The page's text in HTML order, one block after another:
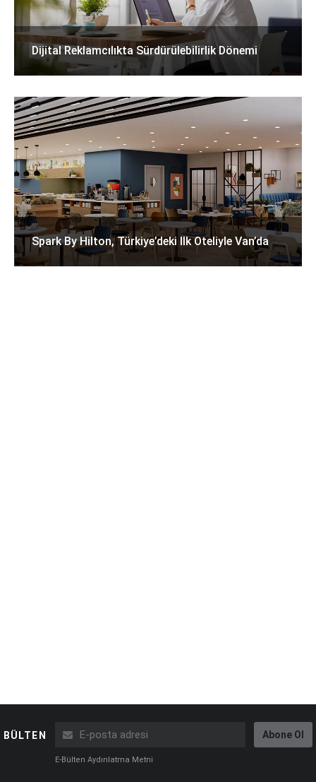
Dijital Reklamcılıkta Sürdürülebilirlik Dönemi
Spark By Hilton, Türkiye’deki Ilk Oteliyle Van’da
BÜLTEN Abone Ol
E-Bülten Aydınlatma Metni